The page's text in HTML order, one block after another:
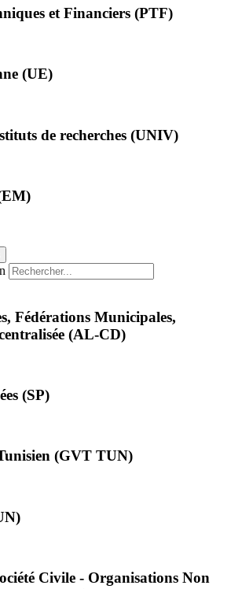
et Financiers (PTF)
(UE)
de recherches (UNIV)
Fédérations Municipales,
(AL-CD)
(SP)
(GVT TUN)
Civile - Organisations Non